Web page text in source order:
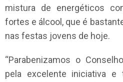
mistura de energéticos
fortes e álcool, que é
nas festas jovens de hoje.
“Parabenizamos o
pela excelente iniciativa